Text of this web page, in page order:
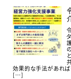
効果的な手法があれば
[…]